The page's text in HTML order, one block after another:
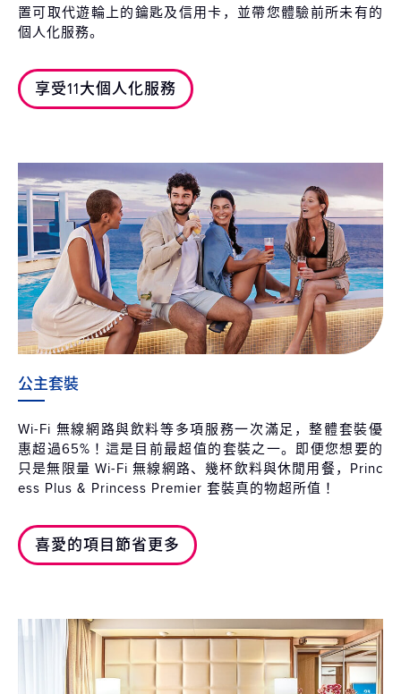
置可取代遊輪上的鑰匙及信用卡，並帶您體驗前所未有的
個人化服務。
享受11大個人化服務
公主套裝
Wi-Fi 無線網路與飲料等多項服務一次滿足，整體套裝優
惠超過65%！這是目前最超值的套裝之一。即便您想要的
只是無限量 Wi-Fi 無線網路、幾杯飲料與休閒用餐，Princ
ess Plus & Princess Premier 套裝真的物超所值！
喜愛的項目節省更多